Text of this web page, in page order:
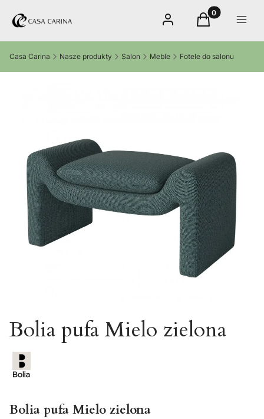
Zaloguj sięProdukty w
Koszyk Menu
Casa Carina Nasze produkty Salon Meble Fotele do salonu
Bolia pufa Mielo zielona
Bolia pufa Mielo zielona